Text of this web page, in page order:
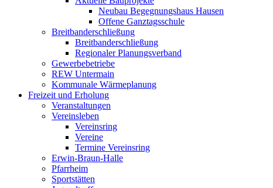
Neubau Begegnungshaus Hausen
Offene Ganztagsschule
Breitbanderschließung
Breitbanderschließung
Regionaler Planungsverband
Gewerbebetriebe
REW Untermain
Kommunale Wärmeplanung
Freizeit und Erholung
Veranstaltungen
Vereinsleben
Vereinsring
Vereine
Termine Vereinsring
Erwin-Braun-Halle
Pfarrheim
Sportstätten